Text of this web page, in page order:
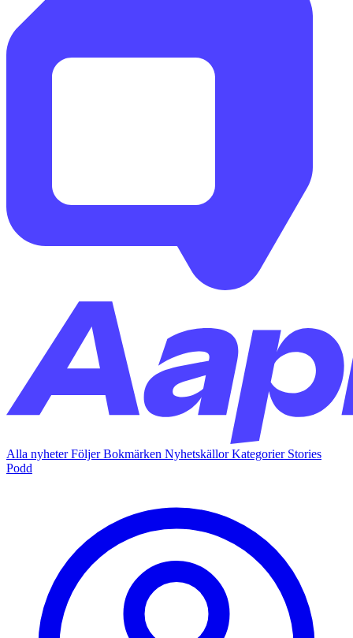
Alla nyheterFöljerBokmärken NyhetskällorKategorier Stories
Podd